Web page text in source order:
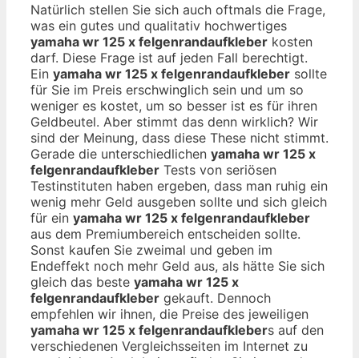
Natürlich stellen Sie sich auch oftmals die Frage,
was ein gutes und qualitativ hochwertiges
yamaha wr 125 x felgenrandaufkleber kosten
darf. Diese Frage ist auf jeden Fall berechtigt.
Ein yamaha wr 125 x felgenrandaufkleber sollte
für Sie im Preis erschwinglich sein und um so
weniger es kostet, um so besser ist es für ihren
Geldbeutel. Aber stimmt das denn wirklich? Wir
sind der Meinung, dass diese These nicht stimmt.
Gerade die unterschiedlichen yamaha wr 125 x
felgenrandaufkleber Tests von seriösen
Testinstituten haben ergeben, dass man ruhig ein
wenig mehr Geld ausgeben sollte und sich gleich
für ein yamaha wr 125 x felgenrandaufkleber
aus dem Premiumbereich entscheiden sollte.
Sonst kaufen Sie zweimal und geben im
Endeffekt noch mehr Geld aus, als hätte Sie sich
gleich das beste yamaha wr 125 x
felgenrandaufkleber gekauft. Dennoch
empfehlen wir ihnen, die Preise des jeweiligen
yamaha wr 125 x felgenrandaufklebers auf den
verschiedenen Vergleichsseiten im Internet zu